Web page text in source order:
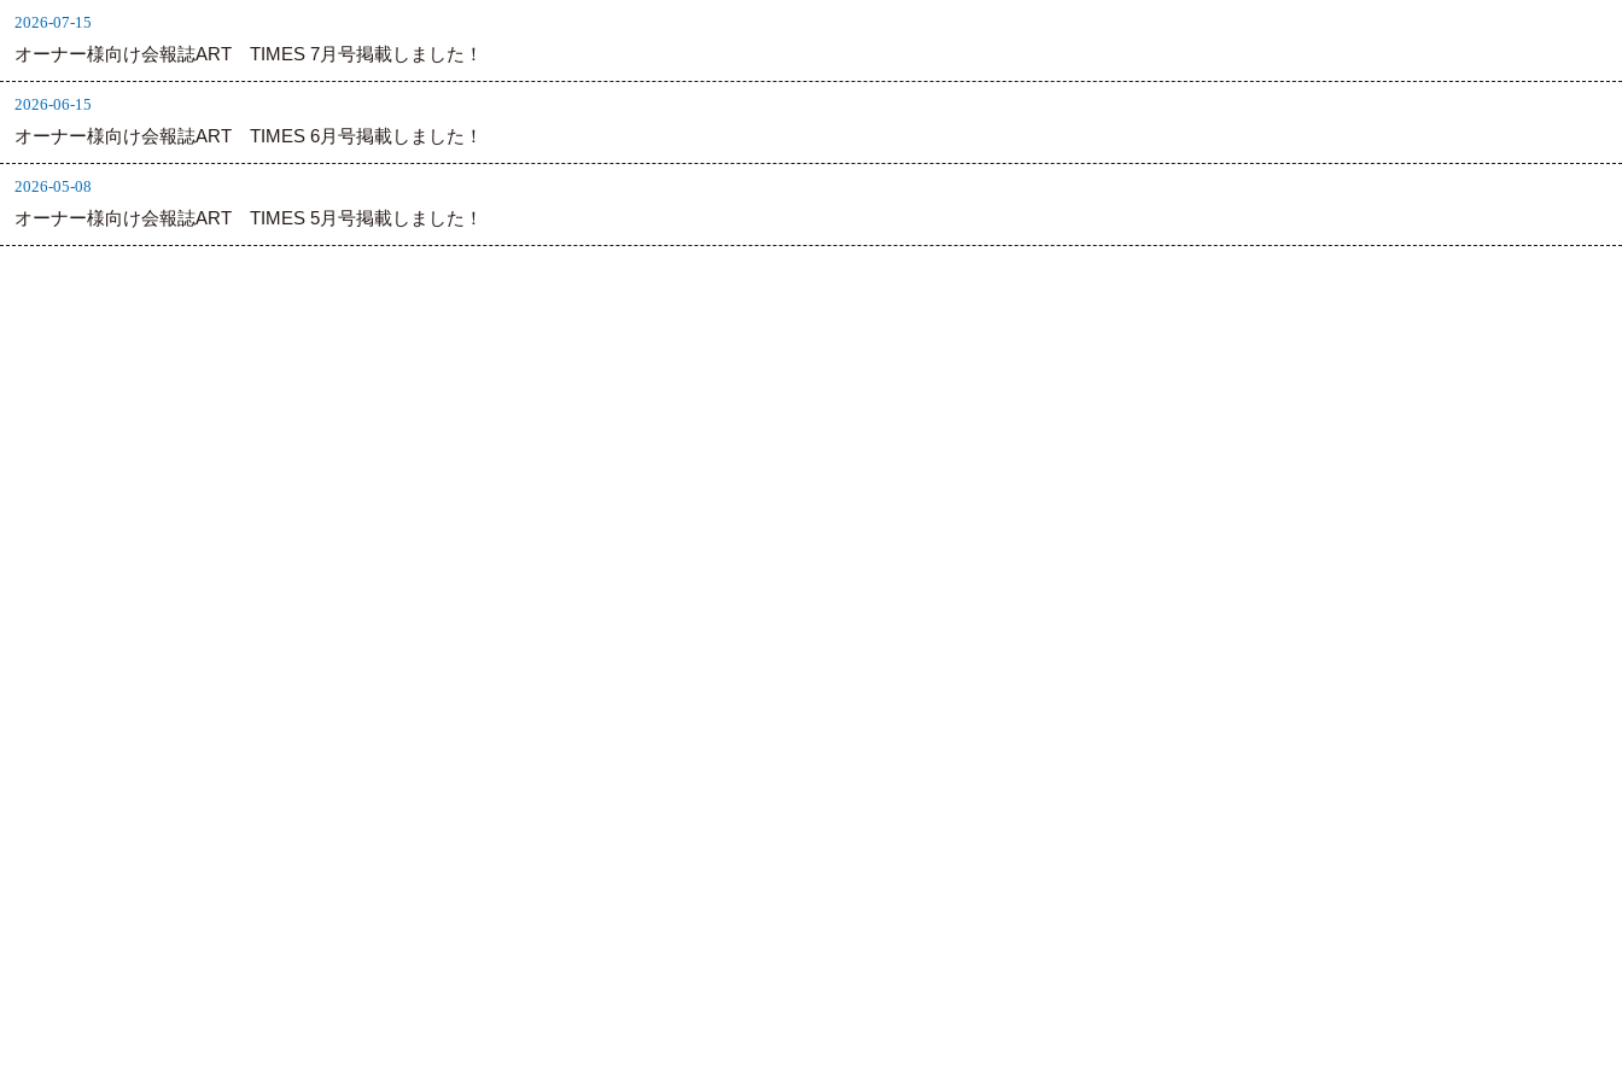
2026-07-15
オーナー様向け会報誌ART TIMES 7月号掲載しました！
2026-06-15
オーナー様向け会報誌ART TIMES 6月号掲載しました！
2026-05-08
オーナー様向け会報誌ART TIMES 5月号掲載しました！